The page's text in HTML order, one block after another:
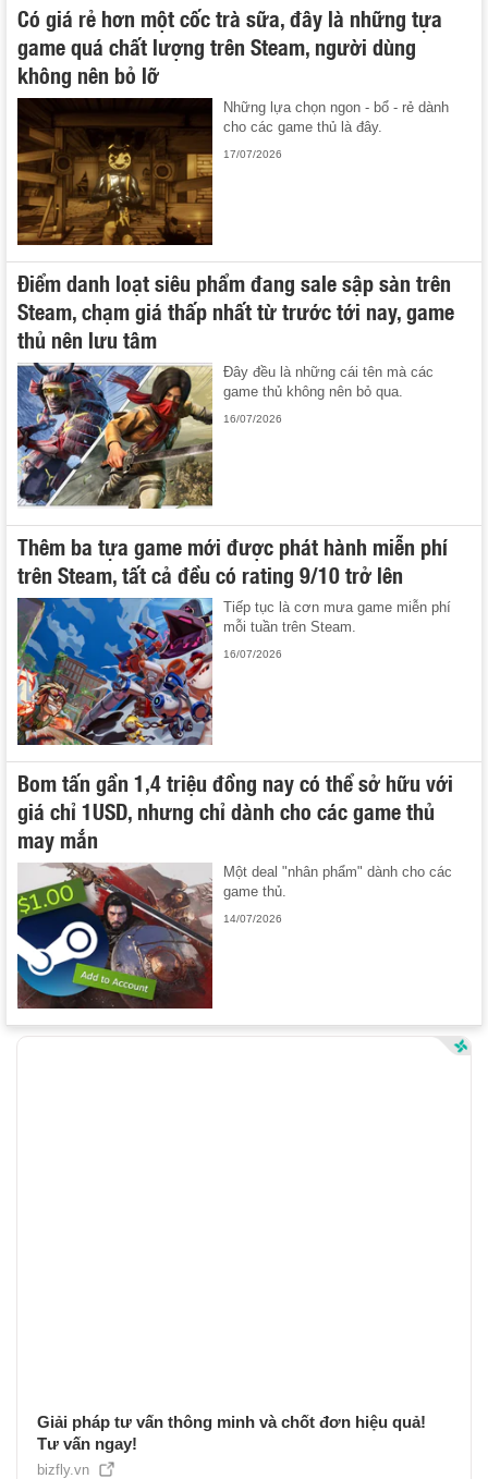
Có giá rẻ hơn một cốc trà sữa, đây là những tựa
game quá chất lượng trên Steam, người dùng
không nên bỏ lỡ
Những lựa chọn ngon - bổ - rẻ dành
cho các game thủ là đây.
17/07/2026
Điểm danh loạt siêu phẩm đang sale sập sàn trên
Steam, chạm giá thấp nhất từ trước tới nay, game
thủ nên lưu tâm
Đây đều là những cái tên mà các
game thủ không nên bỏ qua.
16/07/2026
Thêm ba tựa game mới được phát hành miễn phí
trên Steam, tất cả đều có rating 9/10 trở lên
Tiếp tục là cơn mưa game miễn phí
mỗi tuần trên Steam.
16/07/2026
Bom tấn gần 1,4 triệu đồng nay có thể sở hữu với
giá chỉ 1USD, nhưng chỉ dành cho các game thủ
may mắn
Một deal "nhân phẩm" dành cho các
game thủ.
14/07/2026
Giải pháp tư vấn thông minh và chốt đơn hiệu quả!
Tư vấn ngay!
bizfly.vn